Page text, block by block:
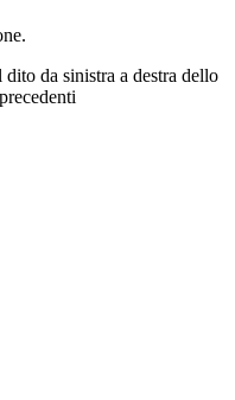
da sinistra a destra dello